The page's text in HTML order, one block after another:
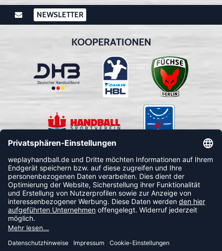
NEWSLETTER
KOOPERATIONEN
FOLLOW US